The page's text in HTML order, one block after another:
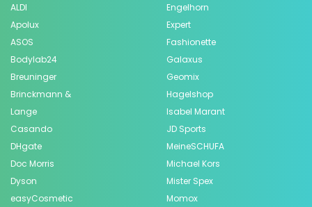
ALDI
Apolux
ASOS
Bodylab24
Breuninger
Brinckmann &
Lange
Casando
DHgate
Doc Morris
Dyson
easyCosmetic
Engelhorn
Expert
Fashionette
Galaxus
Geomix
Hagelshop
Isabel Marant
JD Sports
MeineSCHUFA
Michael Kors
Mister Spex
Momox